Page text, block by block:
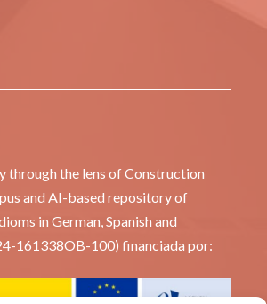
through the lens of Construction
and AI-based repository of
in German, Spanish and
161338OB-100) financiada por: